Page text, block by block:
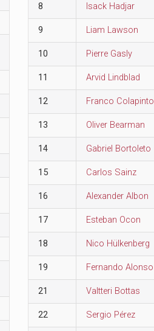
8 Isack Hadjar
9 Liam Lawson
10 Pierre Gasly
11 Arvid Lindblad
12 Franco Colapinto
13 Oliver Bearman
14 Gabriel Bortoleto
15 Carlos Sainz
16 Alexander Albon
17 Esteban Ocon
18 Nico Hülkenberg
19 Fernando Alonso
21 Valtteri Bottas
22 Sergio Pérez